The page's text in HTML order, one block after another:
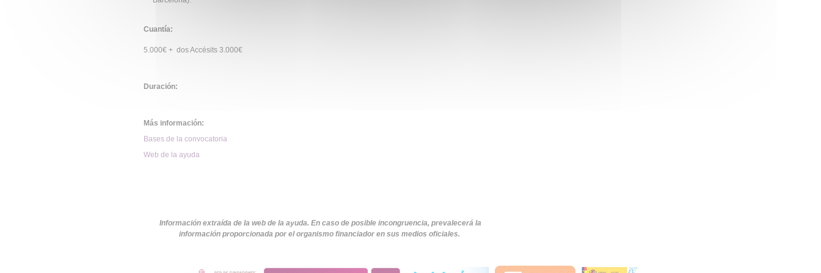
Cuantía:
5.000€ + dos Accésits 3.000€
Duración:
Más información:
Bases de la convocatoria
Web de la ayuda
Información extraída de la web de la ayuda. En caso de posible incongruencia, prevalecerá la
información proporcionada por el organismo financiador en sus medios oficiales.